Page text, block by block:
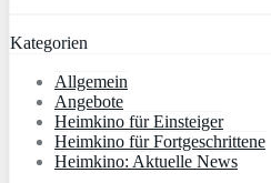
Kategorien
Allgemein
Angebote
Heimkino für Einsteiger
Heimkino für Fortgeschrittene
Heimkino: Aktuelle News